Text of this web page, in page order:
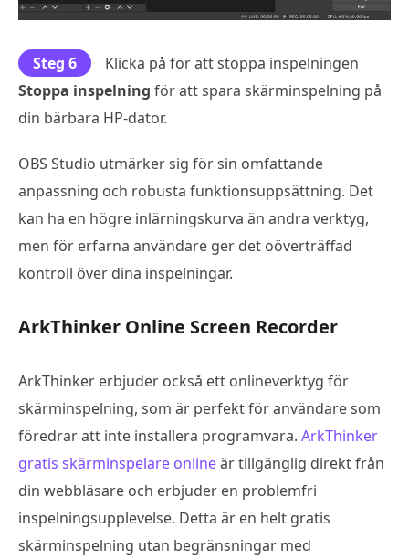
Steg 6
Klicka på för att stoppa inspelningen
Stoppa inspelning för att spara skärminspelning på
din bärbara HP-dator.
OBS Studio utmärker sig för sin omfattande
anpassning och robusta funktionsuppsättning. Det
kan ha en högre inlärningskurva än andra verktyg,
men för erfarna användare ger det oöverträffad
kontroll över dina inspelningar.
ArkThinker Online Screen Recorder
ArkThinker erbjuder också ett onlineverktyg för
skärminspelning, som är perfekt för användare som
föredrar att inte installera programvara. ArkThinker
gratis skärminspelare onlineär tillgänglig direkt från
din webbläsare och erbjuder en problemfri
inspelningsupplevelse. Detta är en helt gratis
skärminspelning utan begränsningar med